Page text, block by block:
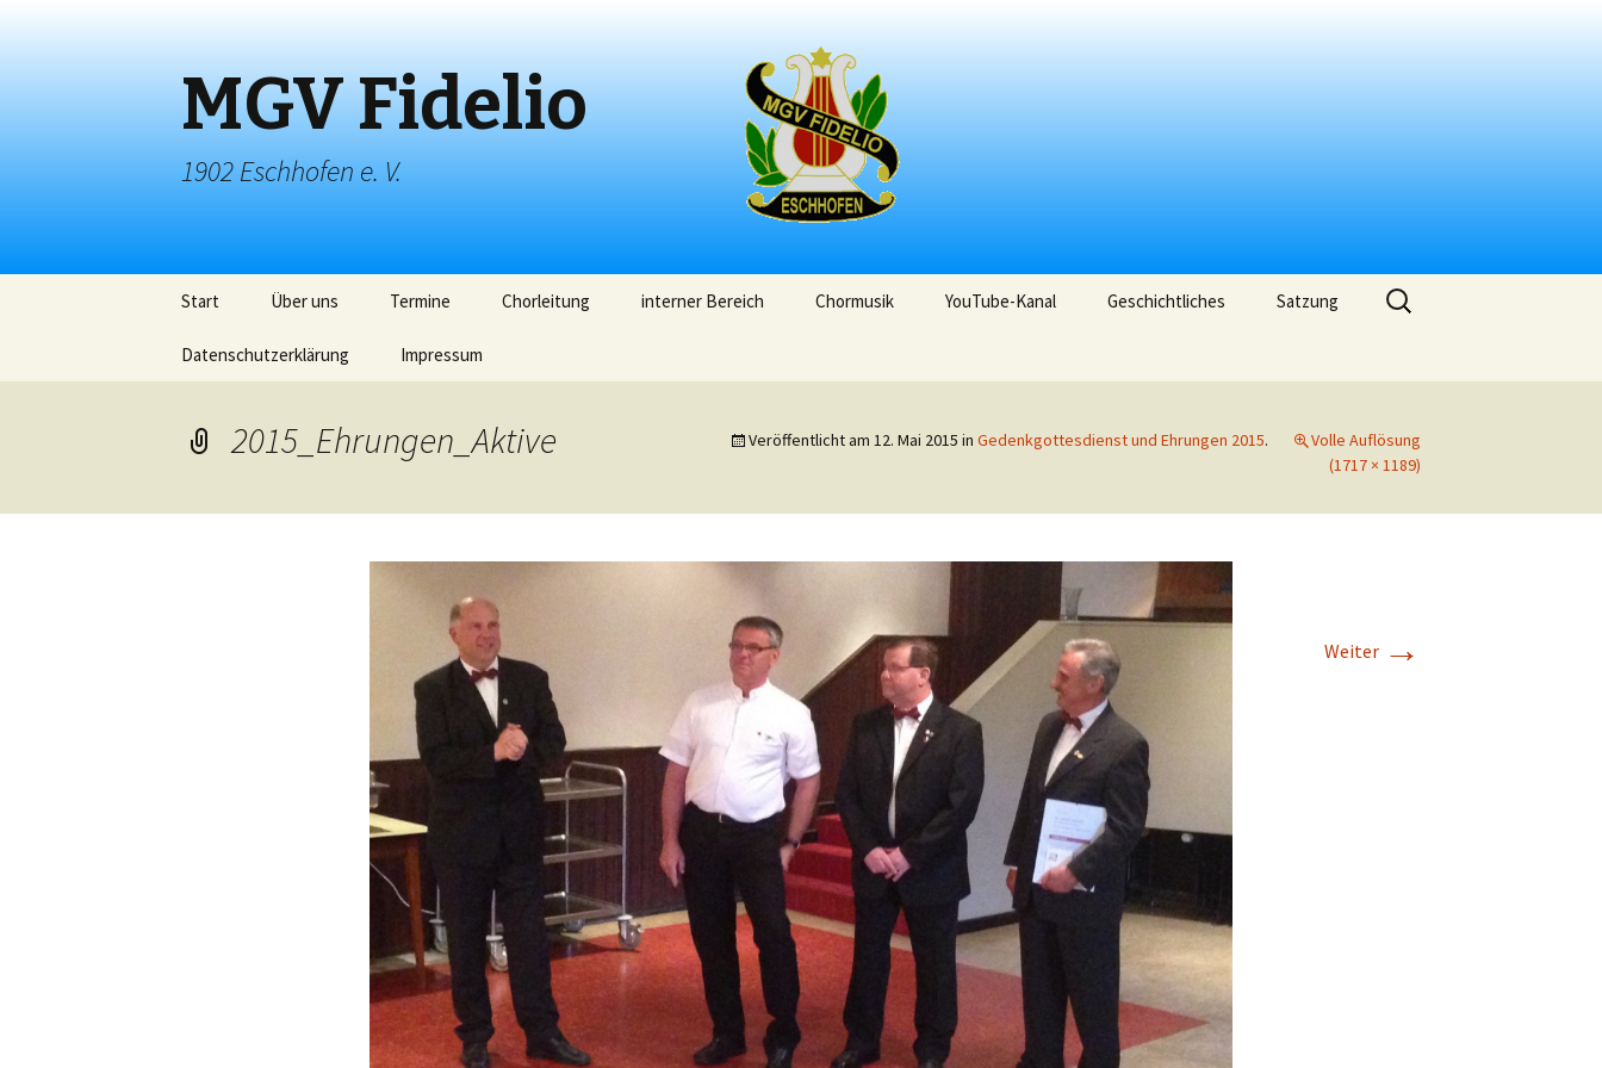
MGV Fidelio
1902 Eschhofen e. V.
Inhalt
Start Über uns Termine Chorleitung interner Bereich Chormusik YouTube-Kanal Geschichtliches Satzung
Datenschutzerklärung Impressum
Suchen
nach:
2015_Ehrungen_Aktive Veröffentlicht am 12. Mai 2015 in Gedenkgottesdienst und Ehrungen 2015.
Volle Auflösung
(1717 × 1189)
Weiter →